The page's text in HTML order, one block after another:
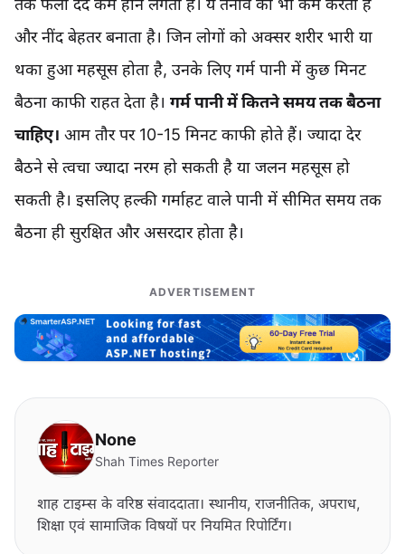
तक फैला दर्द कम होने लगता है। ये तनाव को भी कम करता है
और नींद बेहतर बनाता है। जिन लोगों को अक्सर शरीर भारी या
थका हुआ महसूस होता है, उनके लिए गर्म पानी में कुछ मिनट
बैठना काफी राहत देता है। गर्म पानी में कितने समय तक बैठना
चाहिए। आम तौर पर 10-15 मिनट काफी होते हैं। ज्यादा देर
बैठने से त्वचा ज्यादा नरम हो सकती है या जलन महसूस हो
सकती है। इसलिए हल्की गर्माहट वाले पानी में सीमित समय तक
बैठना ही सुरक्षित और असरदार होता है।
ADVERTISEMENT
None
Shah Times Reporter
शाह टाइम्स के वरिष्ठ संवाददाता। स्थानीय, राजनीतिक, अपराध,
शिक्षा एवं सामाजिक विषयों पर नियमित रिपोर्टिंग।